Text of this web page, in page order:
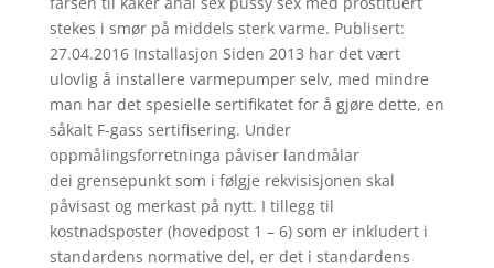
stekes i smør på middels sterk varme. Publisert:
27.04.2016 Installasjon Siden 2013 har det vært
ulovlig å installere varmepumper selv, med mindre
man har det spesielle sertifikatet for å gjøre dette, en
såkalt F-gass sertifisering. Under
oppmålingsforretninga påviser landmålar
dei grensepunkt som i følgje rekvisisjonen skal
påvisast og merkast på nytt. I tillegg til
kostnadsposter (hovedpost 1 – 6) som er inkludert i
standardens normative del, er det i standardens